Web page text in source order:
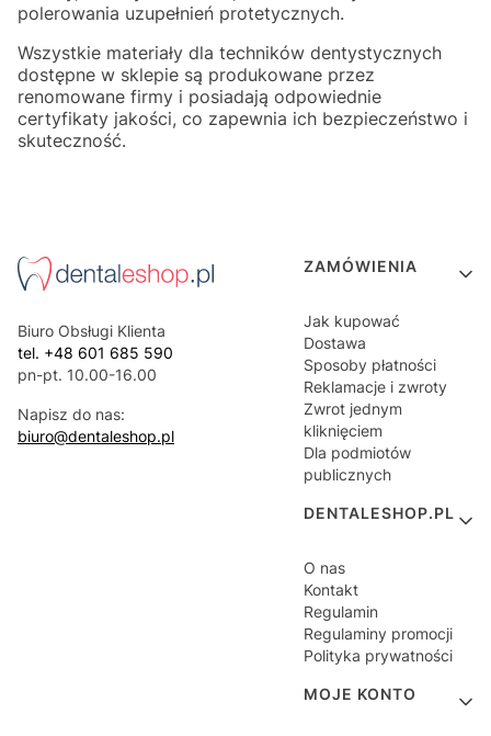
polerowania uzupełnień protetycznych.
Wszystkie materiały dla techników dentystycznych
dostępne w sklepie są produkowane przez
renomowane firmy i posiadają odpowiednie
certyfikaty jakości, co zapewnia ich bezpieczeństwo i
skuteczność.
Biuro Obsługi Klienta
tel. +48 601 685 590
pn-pt. 10.00-16.00
Napisz do nas:
biuro@dentaleshop.pl
Linki w stopce
ZAMÓWIENIA
Jak kupować
Dostawa
Sposoby płatności
Reklamacje i zwroty
Zwrot jednym
kliknięciem
Dla podmiotów
publicznych
DENTALESHOP.PL
O nas
Kontakt
Regulamin
Regulaminy promocji
Polityka prywatności
MOJE KONTO